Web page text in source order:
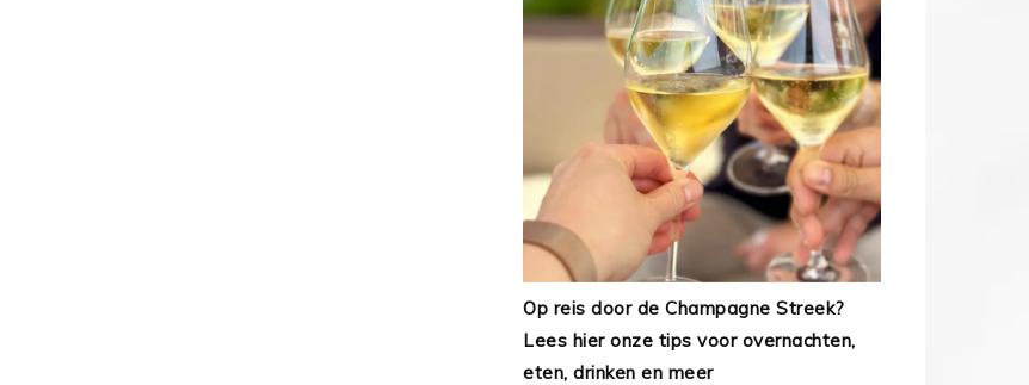
Op reis door de Champagne Streek?
Lees hier onze tips voor overnachten,
eten, drinken en meer